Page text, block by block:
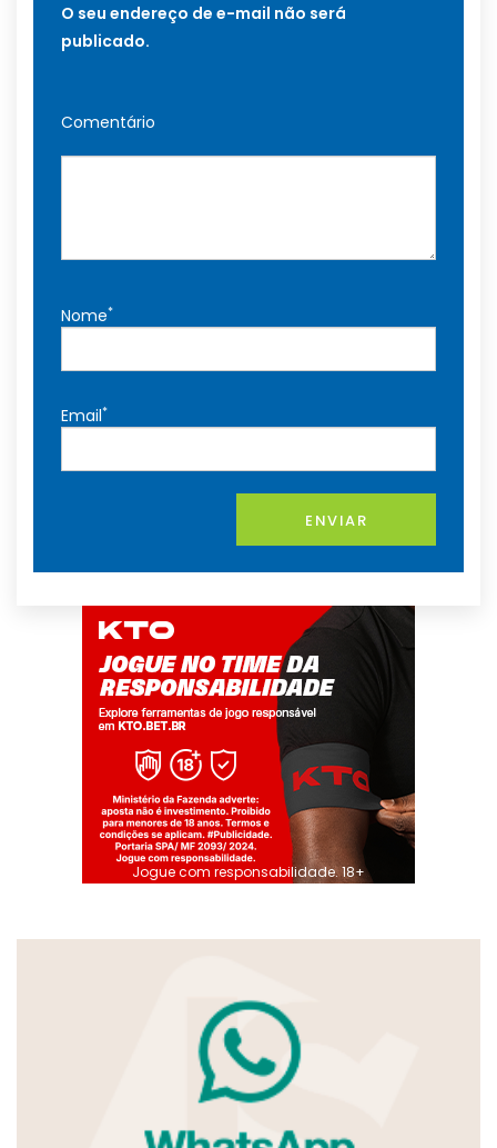
O seu endereço de e-mail não será
publicado.
Comentário
Nome*
Email*
ENVIAR
Jogue com responsabilidade. 18+